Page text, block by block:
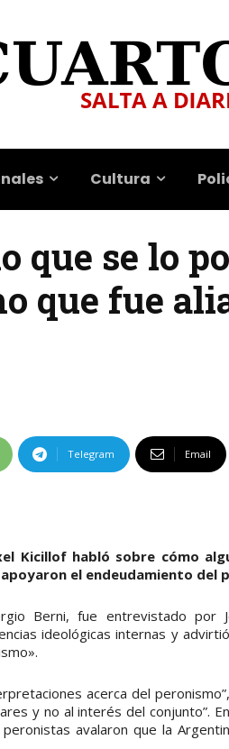
Cultura
que se lo
que fue
Telegram Email
Kicillof habló sobre cómo
el endeudamiento del
Berni, fue entrevistado por
ideológicas internas y
acerca del
y no al interés del conjunto”.
avalaron que la